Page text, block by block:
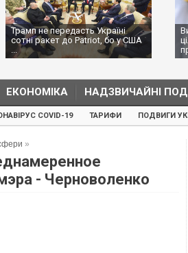
Трамп не передасть Україні
сотні ракет до Patriot, бо у США
...
ЕКОНОМІКА НАДЗВИЧАЙНІ
COVID-19 ТАРИФИ ПОДВИГИ
»
- Черноволенко